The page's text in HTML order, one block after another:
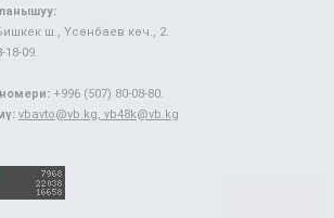
ш., Үсөнбаев көч., 2.
18-09.
+996 (507) 80-08-80.
vbavto@vb.kg, vb48k@vb.kg